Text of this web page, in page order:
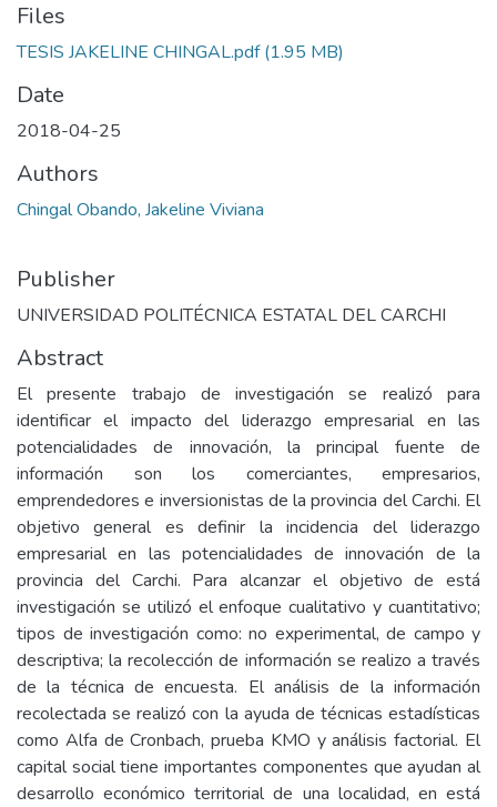
Files
TESIS JAKELINE CHINGAL.pdf(1.95 MB)
Date
2018-04-25
Authors
Chingal Obando, Jakeline Viviana
Publisher
UNIVERSIDAD POLITÉCNICA ESTATAL DEL CARCHI
Abstract
El presente trabajo de investigación se realizó para
identificar el impacto del liderazgo empresarial en las
potencialidades de innovación, la principal fuente de
información son los comerciantes, empresarios,
emprendedores e inversionistas de la provincia del Carchi. El
objetivo general es definir la incidencia del liderazgo
empresarial en las potencialidades de innovación de la
provincia del Carchi. Para alcanzar el objetivo de está
investigación se utilizó el enfoque cualitativo y cuantitativo;
tipos de investigación como: no experimental, de campo y
descriptiva; la recolección de información se realizo a través
de la técnica de encuesta. El análisis de la información
recolectada se realizó con la ayuda de técnicas estadísticas
como Alfa de Cronbach, prueba KMO y análisis factorial. El
capital social tiene importantes componentes que ayudan al
desarrollo económico territorial de una localidad, en está